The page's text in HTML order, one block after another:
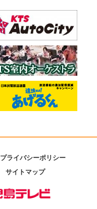
プライバシーポリシー
サイトマップ